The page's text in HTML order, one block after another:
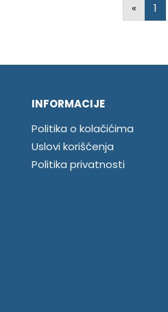
« 1
INFORMACIJE
Politika o kolačićima
Uslovi korišćenja
Politika privatnosti